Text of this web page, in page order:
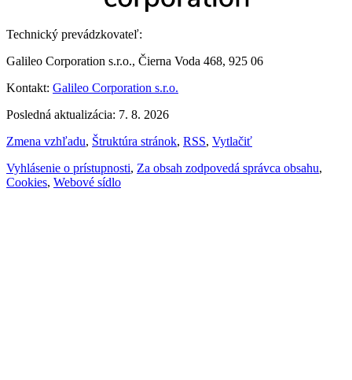
Technický prevádzkovateľ:
Galileo Corporation s.r.o., Čierna Voda 468, 925 06
Kontakt: Galileo Corporation s.r.o.
Posledná aktualizácia: 7. 8. 2026
Zmena vzhľadu, Štruktúra stránok, RSS, Vytlačiť
Vyhlásenie o prístupnosti, Za obsah zodpovedá správca obsahu,
Cookies, Webové sídlo